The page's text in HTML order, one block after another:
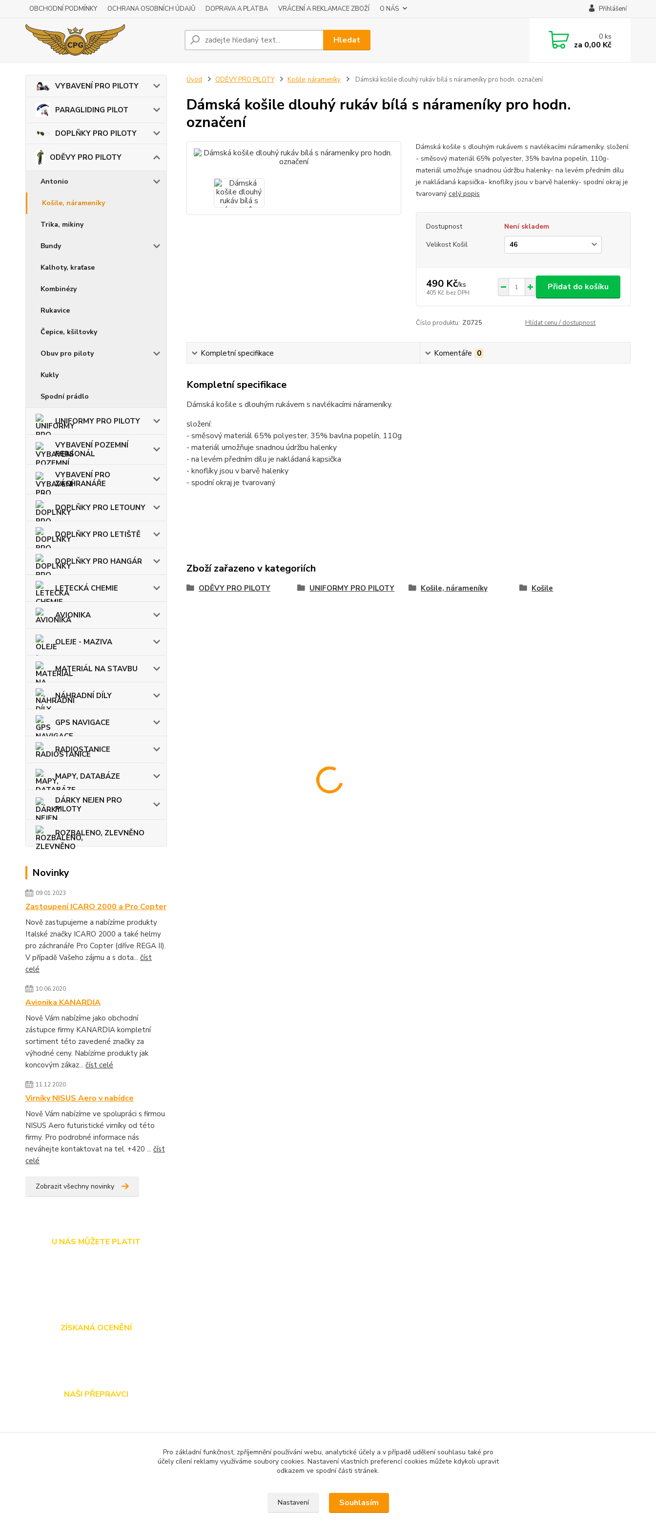
OBCHODNÍ PODMÍNKY OCHRANA OSOBNÍCH ÚDAJŮ DOPRAVA A PLATBA VRÁCENÍ A REKLAMACE ZBOŽÍ O NÁS Přihlášení
Hledat 0ks
za 0,00 Kč
VYBAVENÍ PRO PILOTY
PARAGLIDING PILOT
DOPLŇKY PRO PILOTY
ODĚVY PRO PILOTY
Antonio
Košile, nárameníky
Trika, mikiny
Bundy
Kalhoty, kraťase
Kombinézy
Rukavice
Čepice, kšiltovky
Obuv pro piloty
Kukly
Spodní prádlo
UNIFORMY PRO PILOTY
VYBAVENÍ POZEMNÍ
PERSONÁL
VYBAVENÍ PRO
ZÁCHRANÁŘE
DOPLŇKY PRO LETOUNY
DOPLŇKY PRO LETIŠTĚ
DOPLŇKY PRO HANGÁR
LETECKÁ CHEMIE
AVIONIKA
OLEJE - MAZIVA
MATERIÁL NA STAVBU
NÁHRADNÍ DÍLY
GPS NAVIGACE
RADIOSTANICE
MAPY, DATABÁZE
DÁRKY NEJEN PRO
PILOTY
ROZBALENO, ZLEVNĚNO
Novinky
09.01.2023
Zastoupení ICARO 2000 a Pro Copter
Nově zastupujeme a nabízíme produkty
Italské značky ICARO 2000 a také helmy
pro záchranáře Pro Copter (dříve REGA II).
V případě Vašeho zájmu a s dota... číst
celé
10.06.2020
Avionika KANARDIA
Nově Vám nabízíme jako obchodní
zástupce firmy KANARDIA kompletní
sortiment této zavedené značky za
výhodné ceny. Nabízíme produkty jak
koncovým zákaz... číst celé
11.12.2020
Virníky NISUS Aero v nabídce
Nově Vám nabízíme ve spolupráci s firmou
NISUS Aero futuristické virníky od této
firmy. Pro podrobné informace nás
neváhejte kontaktovat na tel. +420 ... číst
celé
Zobrazit všechny novinky
U NÁS MŮŽETE PLATIT
ZÍSKANÁ OCENĚNÍ
NAŠI PŘEPRAVCI
Úvod ODĚVY PRO PILOTY Košile, nárameníky Dámská košile dlouhý rukáv bílá s nárameníky pro hodn. označení
Dámská košile dlouhý rukáv bílá s nárameníky pro hodn.
označení
Dámská košile s dlouhým rukávem s navlékacími nárameníky. složení:
- směsový materiál 65% polyester, 35% bavlna popelín, 110g-
materiál umožňuje snadnou údržbu halenky- na levém předním dílu
je nakládaná kapsička- knoflíky jsou v barvě halenky- spodní okraj je
tvarovaný celý popis
Dostupnost
Není skladem
Velikost Košil
490 Kč/ks
405 Kč bez DPH
Přidat do košíku
Číslo produktu: Z0725 Hlídat cenu / dostupnost
Kompletní specifikace Komentáře 0
Kompletní specifikace
Dámská košile s dlouhým rukávem s navlékacími nárameníky.
složení:
- směsový materiál 65% polyester, 35% bavlna popelín, 110g
- materiál umožňuje snadnou údržbu halenky
- na levém předním dílu je nakládaná kapsička
- knoflíky jsou v barvě halenky
- spodní okraj je tvarovaný
Zboží zařazeno v kategoriích
ODĚVY PRO PILOTY UNIFORMY PRO PILOTY Košile, nárameníky Košile
Pro základní funkčnost, zpříjemnění používání webu, analytické účely a v případě udělení souhlasu také pro
účely cílení reklamy využíváme soubory cookies. Nastavení vlastních preferencí cookies můžete kdykoli upravit
odkazem ve spodní části stránek.
Nastavení Souhlasím